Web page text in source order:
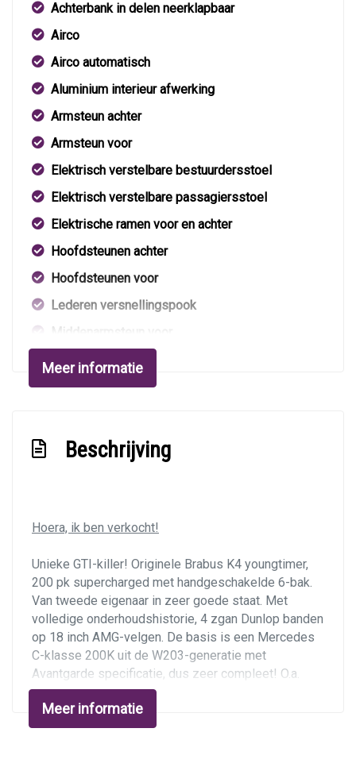
Achterbank in delen neerklapbaar
Airco
Airco automatisch
Aluminium interieur afwerking
Armsteun achter
Armsteun voor
Elektrisch verstelbare bestuurdersstoel
Elektrisch verstelbare passagiersstoel
Elektrische ramen voor en achter
Hoofdsteunen achter
Hoofdsteunen voor
Lederen versnellingspook
Middenarmsteun voor
Motorrestwarmte-installatie
Sportstoelen voor
Stuur en versnellingspook (kunst)leder
Stuurbekrachtiging
Voorstoel(en) elektrisch verstelbaar
Exterieur
18 inch lichtmetalen velgen
Buitenspiegels elektrisch verstel- en
verwarmbaar
Bumpers in carrosseriekleur
Centrale vergrendeling
Centrale vergrendeling met afstandsbediening
Meer informatie
Beschrijving
Hoera, ik ben verkocht!
Unieke GTI-killer! Originele Brabus K4 youngtimer,
200 pk supercharged met handgeschakelde 6-bak.
Van tweede eigenaar in zeer goede staat. Met
volledige onderhoudshistorie, 4 zgan Dunlop banden
op 18 inch AMG-velgen. De basis is een Mercedes
C-klasse 200K uit de W203-generatie met
Avantgarde specificatie, dus zeer compleet! O.a.
elektrisch rugleuning en hoogteverstelling stoelen,
gescheiden airco, klasse 3 alarm, cruise control.
Nieuwe apk 20-10-2022.
Meer informatie